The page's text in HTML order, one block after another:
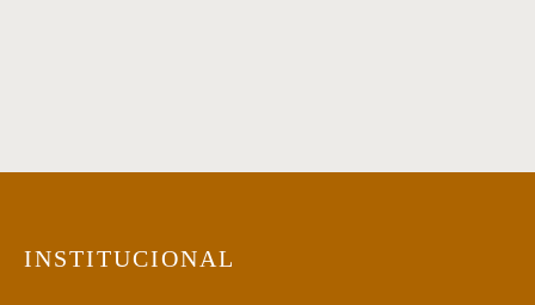
INSTITUCIONAL